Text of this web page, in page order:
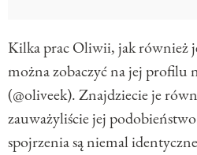
Kilka prac Oliwii, jak również
można zobaczyć na jej profilu
(@oliveek). Znajdziecie je
zauważyliście jej
spojrzenia są niemal